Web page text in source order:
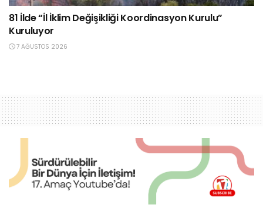
81 İlde “İl İklim Değişikliği Koordinasyon Kurulu”
Kuruluyor
7 AĞUSTOS 2026